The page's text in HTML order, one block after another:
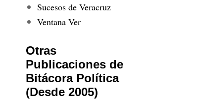
Sucesos de Veracruz
Ventana Ver
Otras
Publicaciones de
Bitácora Política
(Desde 2005)